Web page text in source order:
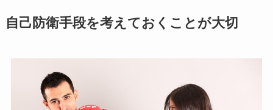
自己防衛手段を考えておくことが大切